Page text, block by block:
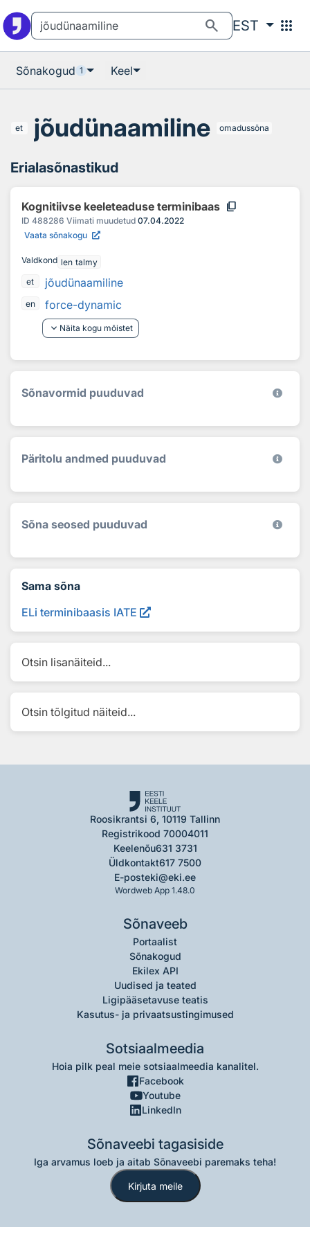
search EST apps
Sõnakogud 1 Keel
et jõudünaamiline omadussõna
Erialasõnastikud
Kognitiivse keeleteaduse terminibaas content_copy
ID 488286 Viimati muudetud 07.04.2022
Vaata sõnakogu
Valdkond len talmy
et
jõudünaamiline
en
force-dynamic
keyboard_arrow_down Näita kogu mõistet
Sõnavormid puuduvad
Päritolu andmed puuduvad
Sõna seosed puuduvad
Sama sõna
ELi terminibaasis IATE
Otsin lisanäiteid...
Otsin tõlgitud näiteid...
Roosikrantsi 6, 10119 Tallinn
Registrikood 70004011
Keelenõu631 3731
Üldkontakt617 7500
E-posteki@eki.ee
Wordweb App 1.48.0
Sõnaveeb
Portaalist
Sõnakogud
Ekilex API
Uudised ja teated
Ligipääsetavuse teatis
Kasutus- ja privaatsustingimused
Sotsiaalmeedia
Hoia pilk peal meie sotsiaalmeedia kanalitel.
Facebook
Youtube
LinkedIn
Sõnaveebi tagasiside
Iga arvamus loeb ja aitab Sõnaveebi paremaks teha!
Kirjuta meile